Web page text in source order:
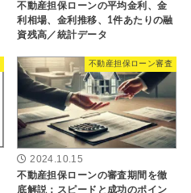
不動産担保ローンの平均金利、金
利相場、金利推移、1件あたりの融
資残高／統計データ
不動産担保ローン審査
2024.10.15
不動産担保ローンの審査期間を徹
底解説：スピードと成功のポイン